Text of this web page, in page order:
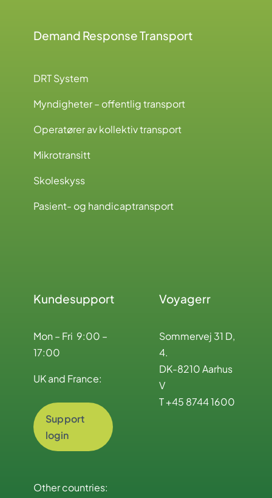
Demand Response Transport
DRT System
Myndigheter – offentlig transport
Operatører av kollektiv transport
Mikrotransitt
Skoleskyss
Pasient- og handicaptransport
Kundesupport
Mon – Fri 9:00 –
17:00
UK and France:
Support
login
Other countries:
Voyagerr
Sommervej 31 D,
4.
DK-8210 Aarhus
V
T +45 8744 1600